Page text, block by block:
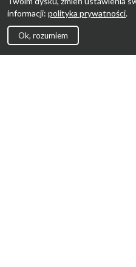
informacji: polityka prywatności.
Ok, rozumiem